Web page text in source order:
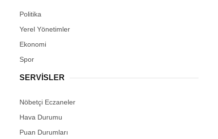
Politika
Yerel Yönetimler
Ekonomi
Spor
SERVİSLER
Nöbetçi Eczaneler
Hava Durumu
Puan Durumları